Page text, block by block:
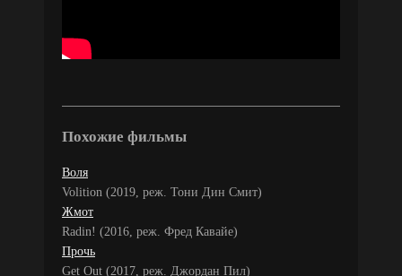
Похожие фильмы
Воля
Volition (2019, реж. Тони Дин Смит)
Жмот
Radin! (2016, реж. Фред Кавайе)
Прочь
Get Out (2017, реж. Джордан Пил)